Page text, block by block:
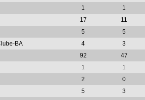
1
1
17
11
5
5
BA
4
3
92
47
1
1
2
0
5
3